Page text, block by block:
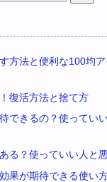
方法と便利な100均
復活方法と捨て方
できるの？使ってい
る？使っていい人と
果が期待できる使い